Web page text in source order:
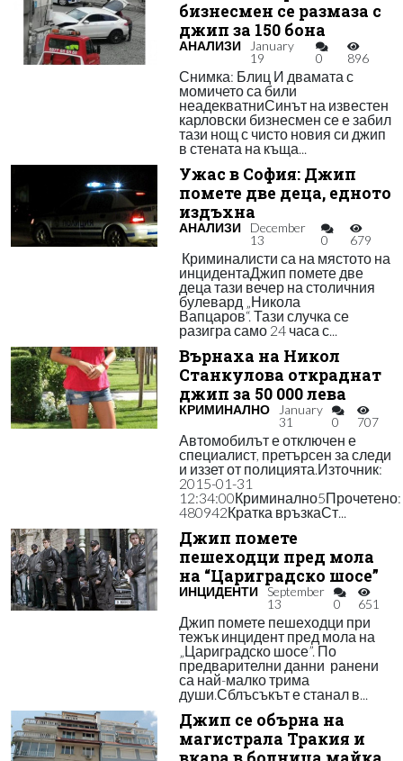
бизнесмен се размаза с
джип за 150 бона
АНАЛИЗИ
January
19
0 896
Снимка: Блиц И двамата с
момичето са били
неадекватниСинът на известен
карловски бизнесмен се е забил
тази нощ с чисто новия си джип
в стената на къща...
Ужас в София: Джип
помете две деца, едното
издъхна
АНАЛИЗИ
December
13
0 679
Криминалисти са на мястото на
инцидентаДжип помете две
деца тази вечер на столичния
булевард „Никола
Вапцаров“. Тази случка се
разигра само 24 часа с...
Върнаха на Никол
Станкулова откраднат
джип за 50 000 лева
КРИМИНАЛНО
January
31
0 707
Автомобилът е отключен е
специалист, претърсен за следи
и иззет от полицията.Източник:
2015-01-31
12:34:00Криминално5Прочетено:
480942Кратка връзкаСт...
Джип помете
пешеходци пред мола
на “Цариградско шосе”
ИНЦИДЕНТИ
September
13
0 651
Джип помете пешеходци при
тежък инцидент пред мола на
„Цариградско шосе”. По
предварителни данни ранени
са най-малко трима
души.Сблъсъкът е станал в...
Джип се обърна на
магистрала Тракия и